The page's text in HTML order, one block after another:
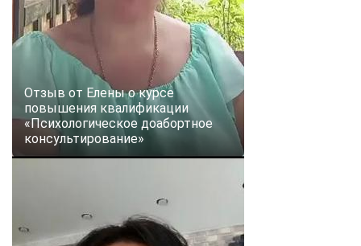
Отзыв от Елены о курсе
повышения квалификации
«Психологическое доабортное
консультирование»